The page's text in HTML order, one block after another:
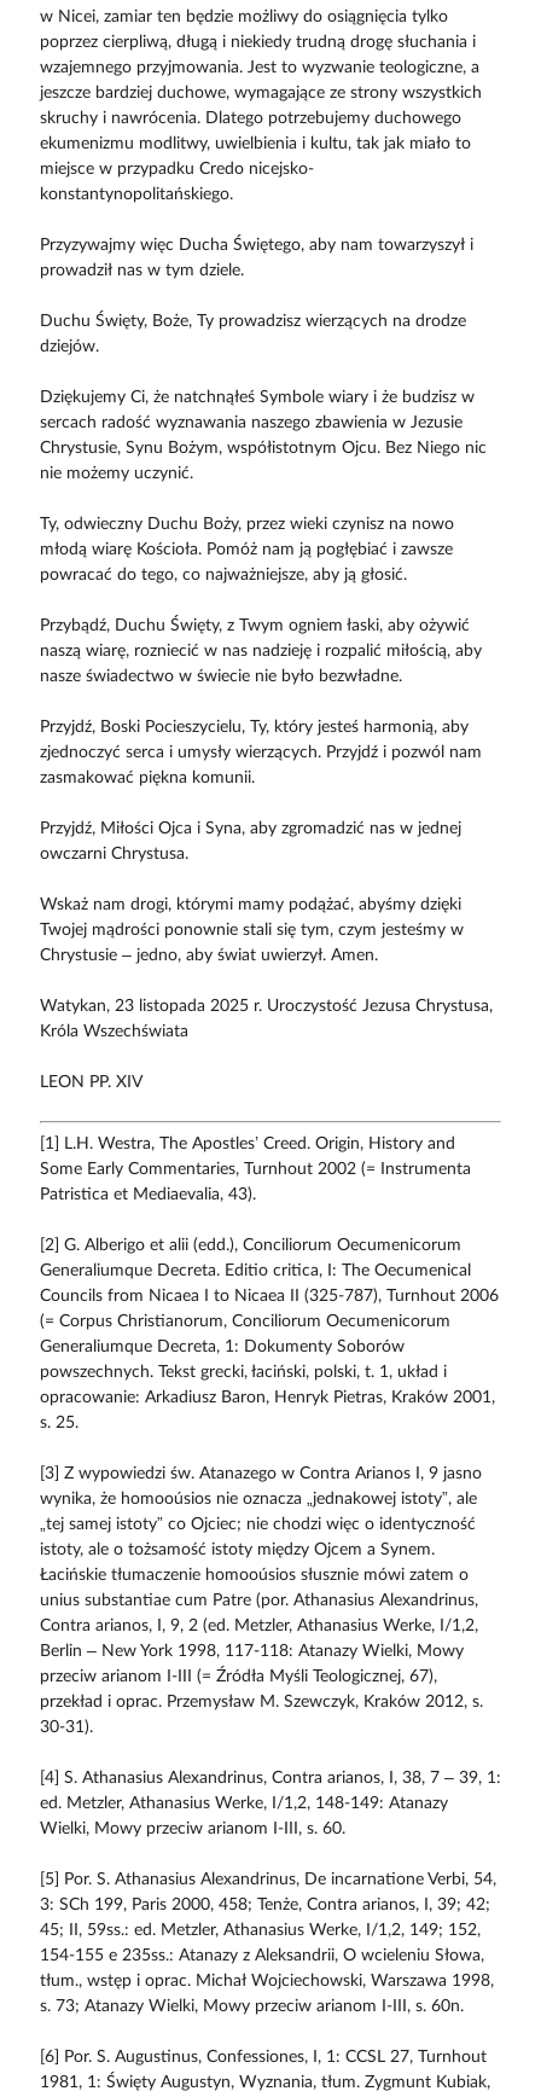
w Nicei, zamiar ten będzie możliwy do osiągnięcia tylko
poprzez cierpliwą, długą i niekiedy trudną drogę słuchania i
wzajemnego przyjmowania. Jest to wyzwanie teologiczne, a
jeszcze bardziej duchowe, wymagające ze strony wszystkich
skruchy i nawrócenia. Dlatego potrzebujemy duchowego
ekumenizmu modlitwy, uwielbienia i kultu, tak jak miało to
miejsce w przypadku Credo nicejsko-
konstantynopolitańskiego.
Przyzywajmy więc Ducha Świętego, aby nam towarzyszył i
prowadził nas w tym dziele.
Duchu Święty, Boże, Ty prowadzisz wierzących na drodze
dziejów.
Dziękujemy Ci, że natchnąłeś Symbole wiary i że budzisz w
sercach radość wyznawania naszego zbawienia w Jezusie
Chrystusie, Synu Bożym, współistotnym Ojcu. Bez Niego nic
nie możemy uczynić.
Ty, odwieczny Duchu Boży, przez wieki czynisz na nowo
młodą wiarę Kościoła. Pomóż nam ją pogłębiać i zawsze
powracać do tego, co najważniejsze, aby ją głosić.
Przybądź, Duchu Święty, z Twym ogniem łaski, aby ożywić
naszą wiarę, rozniecić w nas nadzieję i rozpalić miłością, aby
nasze świadectwo w świecie nie było bezwładne.
Przyjdź, Boski Pocieszycielu, Ty, który jesteś harmonią, aby
zjednoczyć serca i umysły wierzących. Przyjdź i pozwól nam
zasmakować piękna komunii.
Przyjdź, Miłości Ojca i Syna, aby zgromadzić nas w jednej
owczarni Chrystusa.
Wskaż nam drogi, którymi mamy podążać, abyśmy dzięki
Twojej mądrości ponownie stali się tym, czym jesteśmy w
Chrystusie – jedno, aby świat uwierzył. Amen.
Watykan, 23 listopada 2025 r. Uroczystość Jezusa Chrystusa,
Króla Wszechświata
LEON PP. XIV
[1] L.H. Westra, The Apostles’ Creed. Origin, History and
Some Early Commentaries, Turnhout 2002 (= Instrumenta
Patristica et Mediaevalia, 43).
[2] G. Alberigo et alii (edd.), Conciliorum Oecumenicorum
Generaliumque Decreta. Editio critica, I: The Oecumenical
Councils from Nicaea I to Nicaea II (325-787), Turnhout 2006
(= Corpus Christianorum, Conciliorum Oecumenicorum
Generaliumque Decreta, 1: Dokumenty Soborów
powszechnych. Tekst grecki, łaciński, polski, t. 1, układ i
opracowanie: Arkadiusz Baron, Henryk Pietras, Kraków 2001,
s. 25.
[3] Z wypowiedzi św. Atanazego w Contra Arianos I, 9 jasno
wynika, że homooúsios nie oznacza „jednakowej istoty”, ale
„tej samej istoty” co Ojciec; nie chodzi więc o identyczność
istoty, ale o tożsamość istoty między Ojcem a Synem.
Łacińskie tłumaczenie homooúsios słusznie mówi zatem o
unius substantiae cum Patre (por. Athanasius Alexandrinus,
Contra arianos, I, 9, 2 (ed. Metzler, Athanasius Werke, I/1,2,
Berlin – New York 1998, 117-118: Atanazy Wielki, Mowy
przeciw arianom I-III (= Źródła Myśli Teologicznej, 67),
przekład i oprac. Przemysław M. Szewczyk, Kraków 2012, s.
30-31).
[4] S. Athanasius Alexandrinus, Contra arianos, I, 38, 7 – 39, 1:
ed. Metzler, Athanasius Werke, I/1,2, 148-149: Atanazy
Wielki, Mowy przeciw arianom I-III, s. 60.
[5] Por. S. Athanasius Alexandrinus, De incarnatione Verbi, 54,
3: SCh 199, Paris 2000, 458; Tenże, Contra arianos, I, 39; 42;
45; II, 59ss.: ed. Metzler, Athanasius Werke, I/1,2, 149; 152,
154-155 e 235ss.: Atanazy z Aleksandrii, O wcieleniu Słowa,
tłum., wstęp i oprac. Michał Wojciechowski, Warszawa 1998,
s. 73; Atanazy Wielki, Mowy przeciw arianom I-III, s. 60n.
[6] Por. S. Augustinus, Confessiones, I, 1: CCSL 27, Turnhout
1981, 1: Święty Augustyn, Wyznania, tłum. Zygmunt Kubiak,